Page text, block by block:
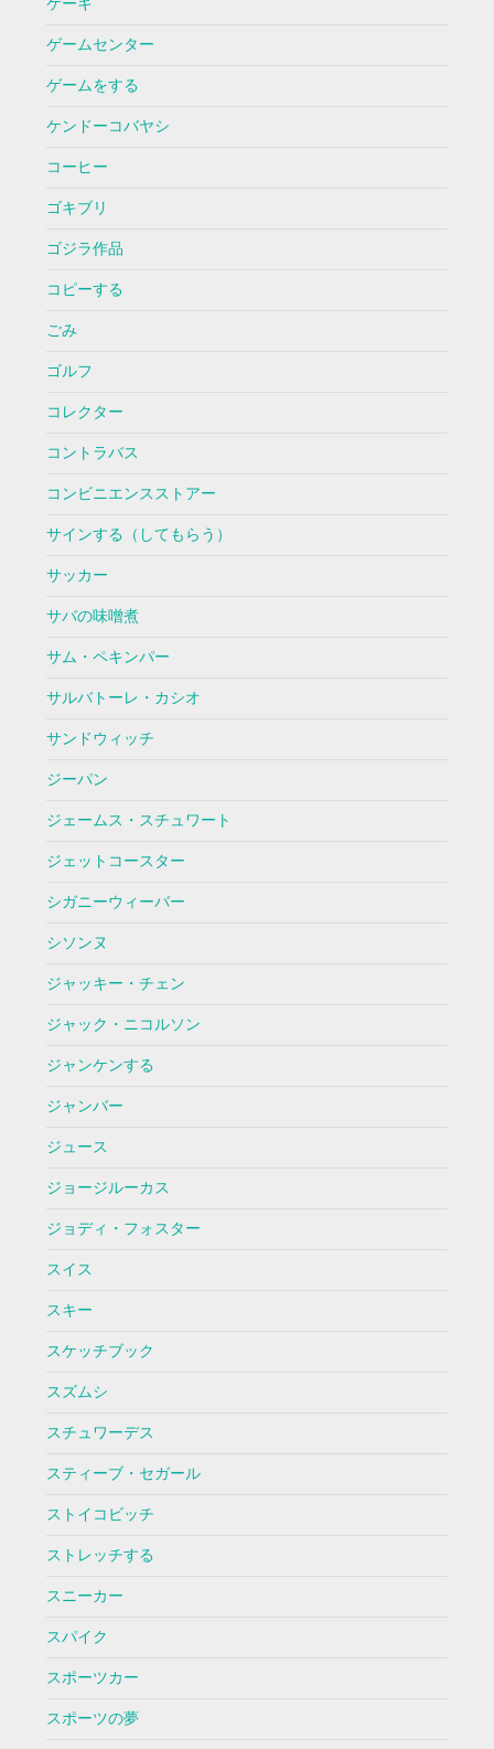
ケーキ
ゲームセンター
ゲームをする
ケンドーコバヤシ
コーヒー
ゴキブリ
ゴジラ作品
コピーする
ごみ
ゴルフ
コレクター
コントラバス
コンビニエンスストアー
サインする（してもらう）
サッカー
サバの味噌煮
サム・ペキンパー
サルバトーレ・カシオ
サンドウィッチ
ジーパン
ジェームス・スチュワート
ジェットコースター
シガニーウィーバー
シソンヌ
ジャッキー・チェン
ジャック・ニコルソン
ジャンケンする
ジャンバー
ジュース
ジョージルーカス
ジョディ・フォスター
スイス
スキー
スケッチブック
スズムシ
スチュワーデス
スティーブ・セガール
ストイコビッチ
ストレッチする
スニーカー
スパイク
スポーツカー
スポーツの夢